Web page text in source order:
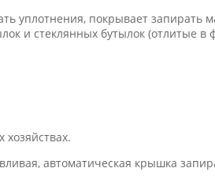
уплотнения, покрывает
и стеклянных бутылок (отлитые в
автоматическая крышка